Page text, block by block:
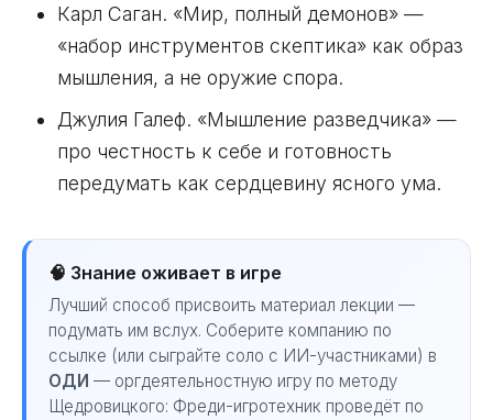
Карл Саган. «Мир, полный демонов» —
«набор инструментов скептика» как образ
мышления, а не оружие спора.
Джулия Галеф. «Мышление разведчика» —
про честность к себе и готовность
передумать как сердцевину ясного ума.
🧠 Знание оживает в игре
Лучший способ присвоить материал лекции —
подумать им вслух. Соберите компанию по
ссылке (или сыграйте соло с ИИ-участниками) в
ОДИ — оргдеятельностную игру по методу
Щедровицкого: Фреди-игротехник проведёт по